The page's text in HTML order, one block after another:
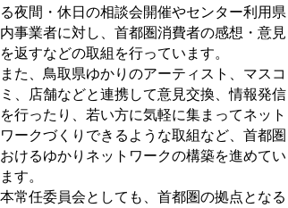
る夜間・休日の相談会開催やセンター利用県
内事業者に対し、首都圏消費者の感想・意見
を返すなどの取組を行っています。
また、鳥取県ゆかりのアーティスト、マスコ
ミ、店舗などと連携して意見交換、情報発信
を行ったり、若い方に気軽に集まってネット
ワークづくりできるような取組など、首都圏
おけるゆかりネットワークの構築を進めてい
ます。
本常任委員会としても、首都圏の拠点となる